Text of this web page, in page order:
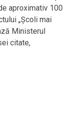
aproximativ 100
„Școli mai
Ministerul
citate,